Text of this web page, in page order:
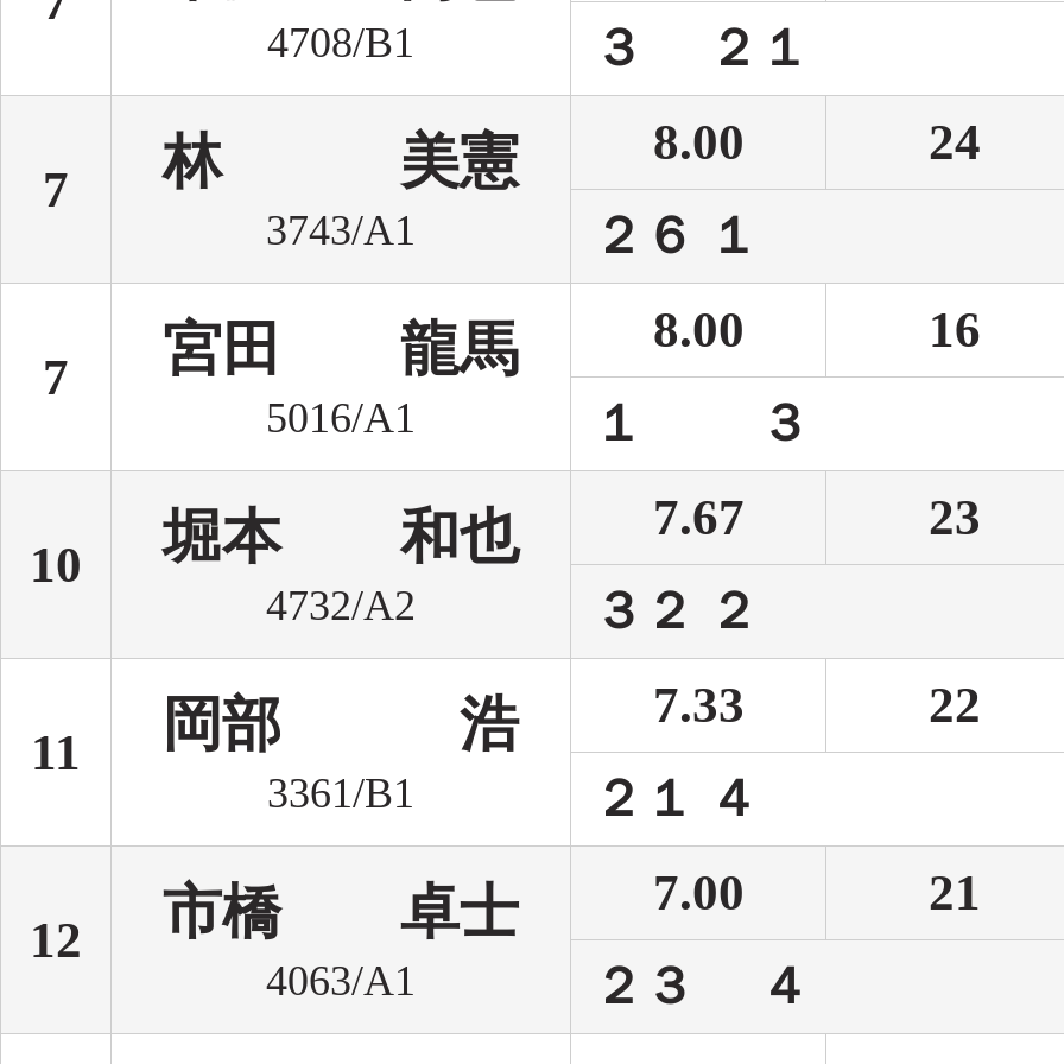
4708/B1
３ ２
7 林 美憲
3743/A1
8.00 24
２６
7 宮田 龍馬
5016/A1
8.00 16
１
10 堀本 和也
4732/A2
7.67 23
３２
11 岡部 浩
3361/B1
7.33 22
２１
12 市橋 卓士
4063/A1
7.00 21
２３